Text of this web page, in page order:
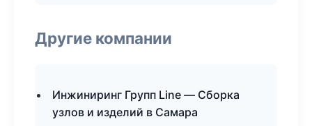
Другие компании
Инжиниринг Групп Line — Сборка
узлов и изделий в Самара